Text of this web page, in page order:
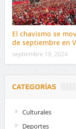
El chavismo se
de septiembre en
septiembre 19, 2024
CATEGORÍAS
Culturales
Deportes